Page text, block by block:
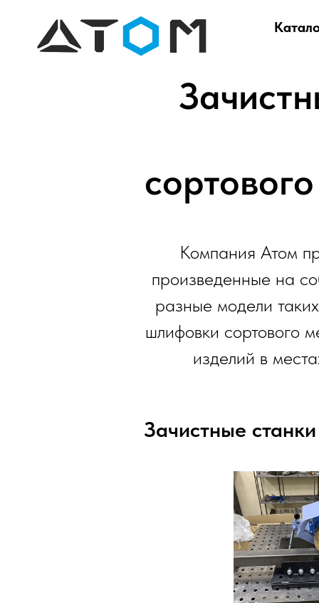
Компания Атом
произведенные на
разные модели
шлифовки сортового
изделий в
Зачистные